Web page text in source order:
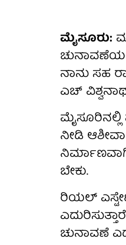
ಮೈಸೂರು:
ನಾನು ಸಹ
ಎಚ್
ನೀಡಿ
ಬೇಕು.
ರಿಯಲ್
ಚುನಾವಣೆ